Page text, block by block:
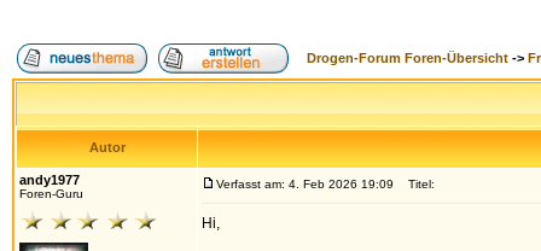
Drogen-Forum Foren-Übersicht ->
Autor
andy1977
Foren-Guru
Verfasst am: 4. Feb 2026 19:09 Titel:
Hi,